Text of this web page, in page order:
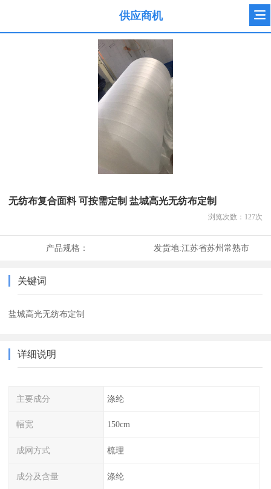
供应商机
无纺布复合面料 可按需定制 盐城高光无纺布定制
浏览次数： 127次
产品规格： 发货地:江苏省苏州常熟市
关键词
盐城高光无纺布定制
详细说明
主要成分 涤纶
幅宽 150cm
成网方式 梳理
成分及含量 涤纶